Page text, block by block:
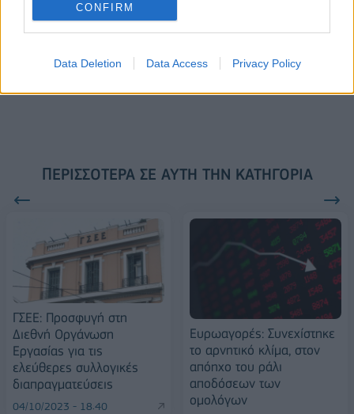
CONFIRM
Data Deletion Data Access Privacy Policy
Alpha Bank: Για πρώτη φορά το Αρχαίο Θέατρο Επιδαύρου άνοιξε τις
ΠΕΡΙΣΣΌΤΕΡΑ ΣΕ ΑΥΤΉ ΤΗΝ ΚΑΤΗΓΟΡΊΑ
ΓΣΕΕ: Προσφυγή στη
Διεθνή Οργάνωση
Εργασίας για τις
ελεύθερες συλλογικές
διαπραγματεύσεις
04/10/2023 - 18:40
Ευρωαγορές: Συνεχίστηκε
το αρνητικό κλίμα, στον
απόηχο του ράλι
αποδόσεων των
ομολόγων